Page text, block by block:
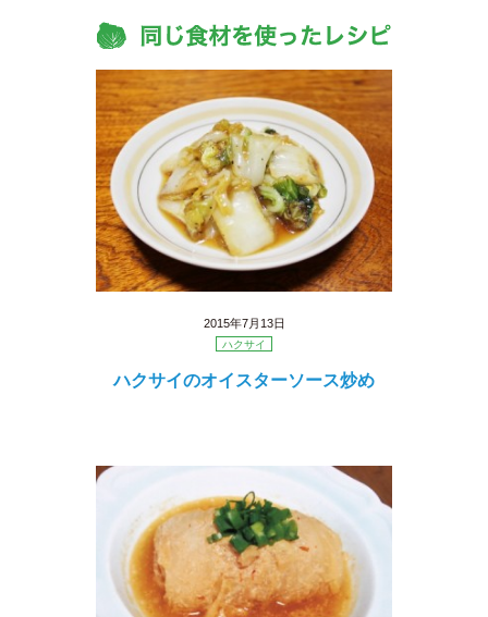
2015年7月13日
ハクサイ
ハクサイのオイスターソース炒め